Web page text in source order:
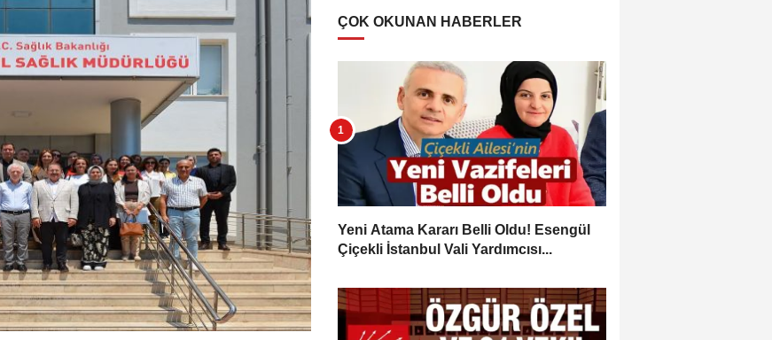
ÇOK OKUNAN HABERLER
Yeni Atama Kararı Belli Oldu! Esengül
Çiçekli İstanbul Vali Yardımcısı...